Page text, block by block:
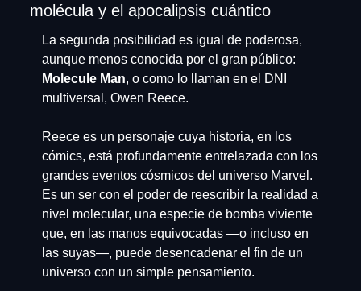
molécula y el apocalipsis cuántico
La segunda posibilidad es igual de poderosa,
Molecule Man, o como lo llaman en el DNI
multiversal, Owen Reece.
Reece es un personaje cuya historia, en los
cómics, está profundamente entrelazada con los
grandes eventos cósmicos del universo Marvel.
Es un ser con el poder de reescribir la realidad a
nivel molecular, una especie de bomba viviente
que, en las manos equivocadas —o incluso en
las suyas—, puede desencadenar el fin de un
universo con un simple pensamiento.